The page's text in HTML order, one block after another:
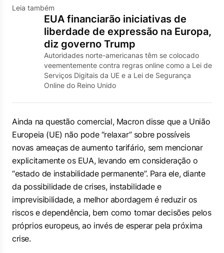
Leia também
EUA financiarão iniciativas de
liberdade de expressão na Europa,
diz governo Trump
Autoridades norte-americanas têm se colocado
veementemente contra regras online como a Lei ‌de
Serviços Digitais da UE e a Lei de Segurança
Online do Reino Unido
Ainda na questão comercial, Macron disse que a União
Europeia (UE) não pode “relaxar” sobre possíveis
novas ameaças de aumento tarifário, sem mencionar
explicitamente os EUA, levando em consideração o
“estado de instabilidade permanente”. Para ele, diante
da possibilidade de crises, instabilidade e
imprevisibilidade, a melhor abordagem é reduzir os
riscos e dependência, bem como tomar decisões pelos
próprios europeus, ao invés de esperar pela próxima
crise.